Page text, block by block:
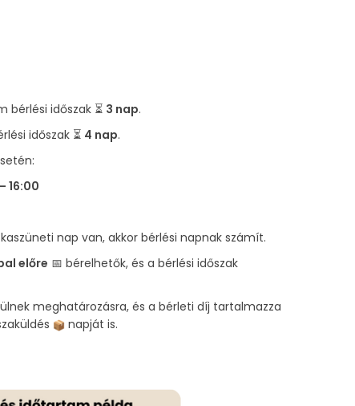
bérlési időszak ⏳ 3 nap.
időszak ⏳ 4 nap.
16:00
nap van, akkor bérlési napnak számít.
előre 📅 bérelhetők, és a bérlési időszak
meghatározásra, és a bérleti díj tartalmazza
napját is.